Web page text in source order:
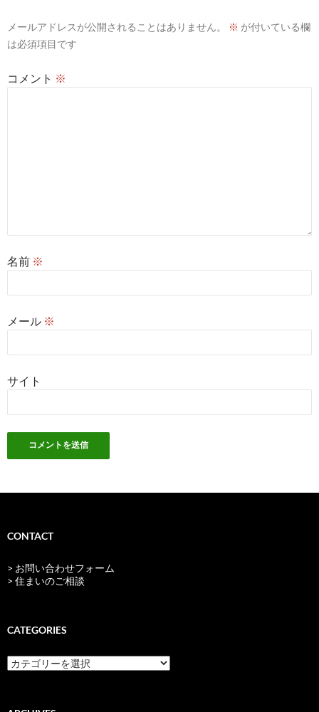
メールアドレスが公開されることはありません。 ※ が付いている欄
は必須項目です
コメント ※
名前 ※
メール ※
サイト
CONTACT
> お問い合わせフォーム
> 住まいのご相談
CATEGORIES
categories